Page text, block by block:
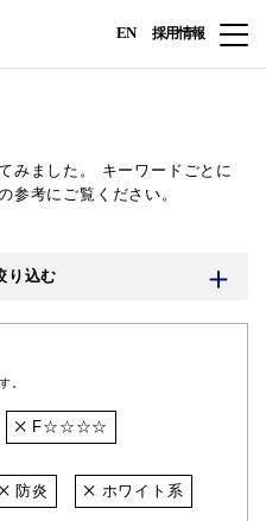
EN 採用情報
みました。
キーワードごとに
参考にご覧ください。
り込む
。
F☆☆☆☆
防炎 ホワイト系